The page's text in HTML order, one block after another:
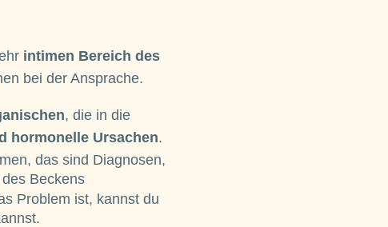
intimen Bereich des
bei der Ansprache.
, die in die
hormonelle Ursachen.
das sind Diagnosen,
Beckens
Problem ist, kannst du